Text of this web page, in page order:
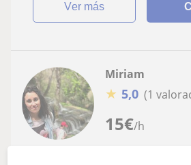
ver más
15€/h
Miriam
★ 5,0 (1